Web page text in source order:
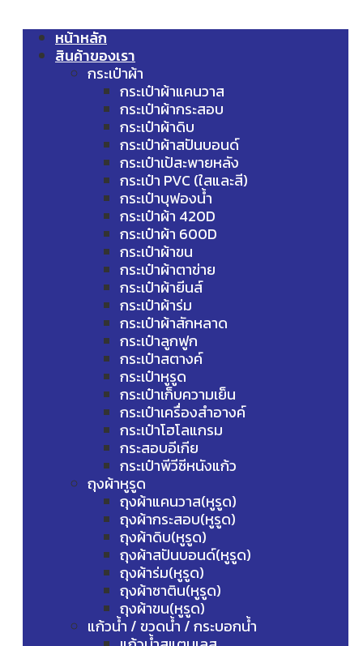
หน้าหลัก
สินค้าของเรา
กระเป๋าผ้า
กระเป๋าผ้าแคนวาส
กระเป๋าผ้ากระสอบ
กระเป๋าผ้าดิบ
กระเป๋าผ้าสปันบอนด์
กระเป๋าเป้สะพายหลัง
กระเป๋า PVC (ใสและสี)
กระเป๋าบุฟองน้ำ
กระเป๋าผ้า 420D
กระเป๋าผ้า 600D
กระเป๋าผ้าขน
กระเป๋าผ้าตาข่าย
กระเป๋าผ้ายีนส์
กระเป๋าผ้าร่ม
กระเป๋าผ้าสักหลาด
กระเป๋าลูกฟูก
กระเป๋าสตางค์
กระเป๋าหูรูด
กระเป๋าเก็บความเย็น
กระเป๋าเครื่องสำอางค์
กระเป๋าโฮโลแกรม
กระสอบอีเกีย
กระเป๋าพีวีซีหนังแก้ว
ถุงผ้าหูรูด
ถุงผ้าแคนวาส(หูรูด)
ถุงผ้ากระสอบ(หูรูด)
ถุงผ้าดิบ(หูรูด)
ถุงผ้าสปันบอนด์(หูรูด)
ถุงผ้าร่ม(หูรูด)
ถุงผ้าซาติน(หูรูด)
ถุงผ้าขน(หูรูด)
แก้วน้ำ / ขวดน้ำ / กระบอกน้ำ